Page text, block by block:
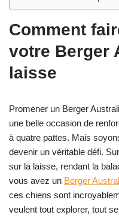
Comment
votre Berger
laisse
Promener un Berger
une belle occasion de
à quatre pattes. Mais
devenir un véritable défi.
sur la laisse, rendant la
vous avez un Berger
ces chiens sont
veulent tout explorer, tout